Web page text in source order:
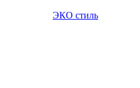
ЭКО стиль